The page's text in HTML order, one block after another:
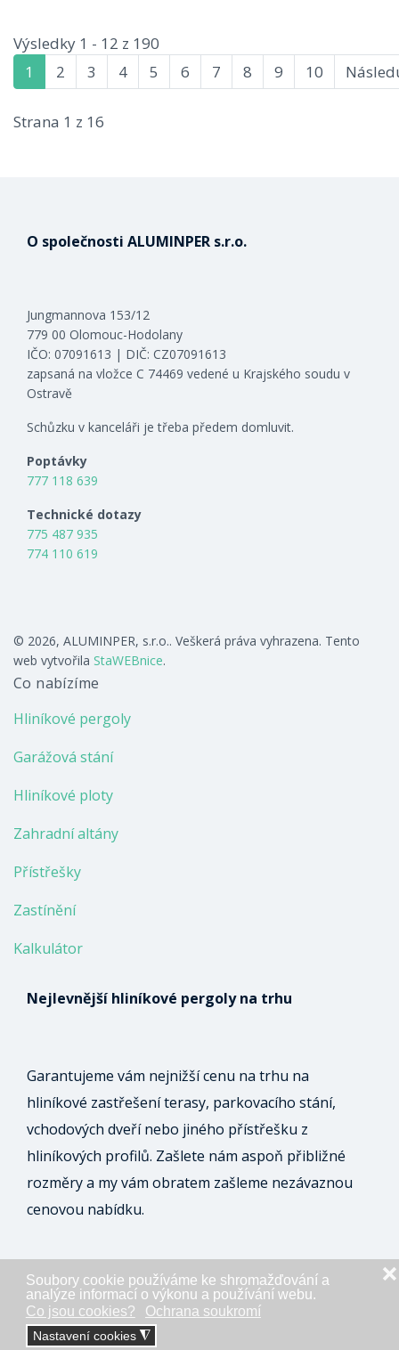
Soubory cookie používáme ke shromažďování a
analýze informací o výkonu a používání webu.
Co jsou cookies?
Ochrana soukromí
Nastavení cookies ◮
❌
Výsledky 1 - 12 z 190
1
2 3 4 5 6 7 8 9 10
Strana 1 z 16
O společnosti ALUMINPER s.r.o.
Jungmannova 153/12
779 00 Olomouc-Hodolany
IČO: 07091613 | DIČ: CZ07091613
zapsaná na vložce C 74469 vedené u Krajského soudu v
Ostravě
Schůzku v kanceláři je třeba předem domluvit.
Poptávky
777 118 639
Technické dotazy
775 487 935
774 110 619
© 2026, ALUMINPER, s.r.o.. Veškerá práva vyhrazena. Tento
web vytvořila StaWEBnice.
Co nabízíme
Hliníkové pergoly
Garážová stání
Hliníkové ploty
Zahradní altány
Přístřešky
Zastínění
Kalkulátor
Nejlevnější hliníkové pergoly na trhu
Garantujeme vám nejnižší cenu na trhu na
hliníkové zastřešení terasy, parkovacího stání,
vchodových dveří nebo jiného přístřešku z
hliníkových profilů. Zašlete nám aspoň přibližné
rozměry a my vám obratem zašleme nezávaznou
cenovou nabídku.
ODESLAT NEZÁVAZNOU POPTÁVKU